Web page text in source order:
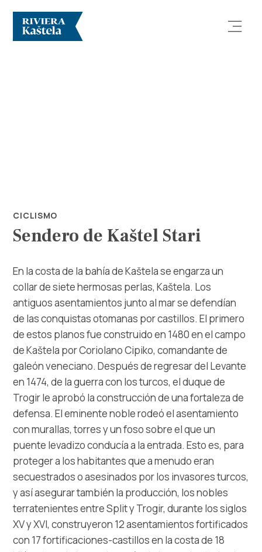
Información
Multimedia
Safe in Dalmatia
es
+385 21 227 933
info@kastela-info.hr
Villa Nika, Kamberovo šetalište 30,
21216 Kaštel Stari, Hrvatska
Instrucciones
CICLISMO
Sendero de Kaštel Stari
En la costa de la bahía de Kaštela se engarza un
collar de siete hermosas perlas, Kaštela. Los
antiguos asentamientos junto al mar se defendían
de las conquistas otomanas por castillos. El primero
de estos planos fue construido en 1480 en el campo
de Kaštela por Coriolano Cipiko, comandante de
galeón veneciano. Después de regresar del Levante
en 1474, de la guerra con los turcos, el duque de
Trogir le aprobó la construcción de una fortaleza de
defensa. El eminente noble rodeó el asentamiento
con murallas, torres y un foso sobre el que un
puente levadizo conducía a la entrada. Esto es, para
proteger a los habitantes que a menudo eran
secuestrados o asesinados por los invasores turcos,
y así asegurar también la producción, los nobles
terratenientes entre Split y Trogir, durante los siglos
XV y XVI, construyeron 12 asentamientos fortificados
con 17 fortificaciones-castillos en la costa de 18